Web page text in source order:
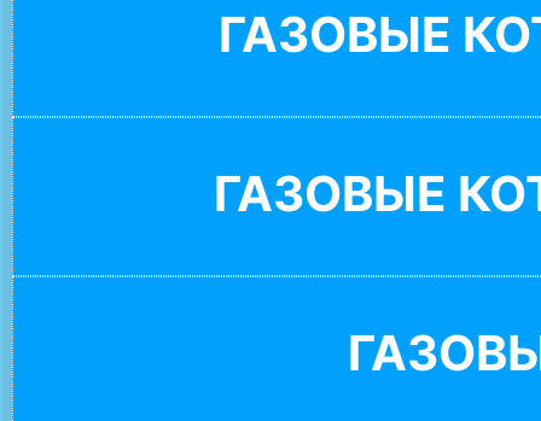
ГАЗОВЫЕ
ГАЗОВЫЕ